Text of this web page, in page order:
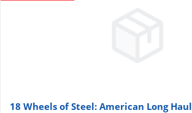
18 Wheels of Steel: American Long Haul